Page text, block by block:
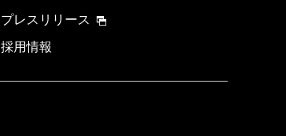
プレスリリース
採用情報